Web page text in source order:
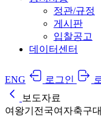
정관/규정
게시판
입찰공고
데이터센터
ENG 로그인
보도자료
여왕기전국여자축구